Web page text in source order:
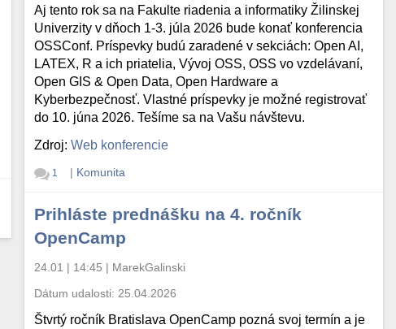
Aj tento rok sa na Fakulte riadenia a informatiky Žilinskej
Univerzity v dňoch 1-3. júla 2026 bude konať konferencia
OSSConf. Príspevky budú zaradené v sekciách: Open AI,
LATEX, R a ich priatelia, Vývoj OSS, OSS vo vzdelávaní,
Open GIS & Open Data, Open Hardware a
Kyberbezpečnosť. Vlastné príspevky je možné registrovať
do 10. júna 2026. Tešíme sa na Vašu návštevu.
Zdroj:Web konferencie
1 | Komunita
Prihláste prednášku na 4. ročník
OpenCamp
24.01 | 14:45 | MarekGalinski
Dátum udalosti: 25.04.2026
Štvrtý ročník Bratislava OpenCamp pozná svoj termín a je